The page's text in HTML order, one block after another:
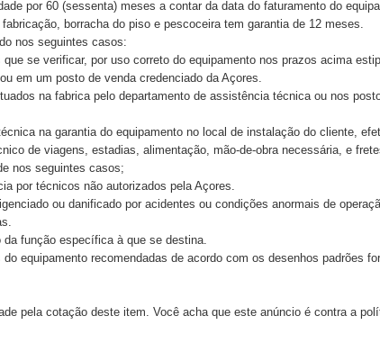
por 60 (sessenta) meses a contar da data do faturamento do
borracha do piso e pescoceira tem garantia de 12 meses.
nos seguintes casos:
se verificar, por uso correto do equipamento nos prazos acima
em um posto de venda credenciado da Açores.
na fabrica pelo departamento de assistência técnica ou nos
na garantia do equipamento no local de instalação do cliente,
de viagens, estadias, alimentação, mão-de-obra necessária, e
nos seguintes casos;
por técnicos não autorizados pela Açores.
ou danificado por acidentes ou condições anormais de
função específica à que se destina.
equipamento recomendadas de acordo com os desenhos padrões
pela cotação deste item. Você acha que este anúncio é contra a